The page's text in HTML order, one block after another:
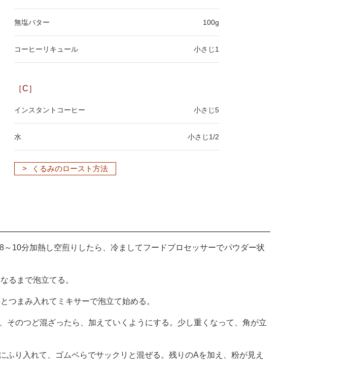
無塩バター 100g
コーヒーリキュール 小さじ1
［C］
インスタントコーヒー 小さじ5
水 小さじ1/2
くるみのロースト方法
10分加熱し空煎りしたら、冷ましてフードプロセッサーでパウダー状
るまで泡立てる。
つまみ入れてミキサーで泡立て始める。
のつど混ざったら、加えていくようにする。少し重くなって、角が立
り入れて、ゴムベらでサックリと混ぜる。残りのAを加え、粉が見え